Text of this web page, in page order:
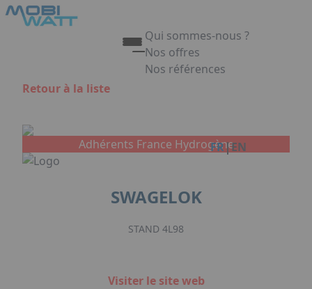
Aller au contenu principal
Qui sommes-nous ?
Nos offres
Nos références
FR|EN
Retour à la liste
Adhérents France Hydrogène
SWAGELOK
STAND 4L98
Visiter le site web
Panneau de gestion des cookies